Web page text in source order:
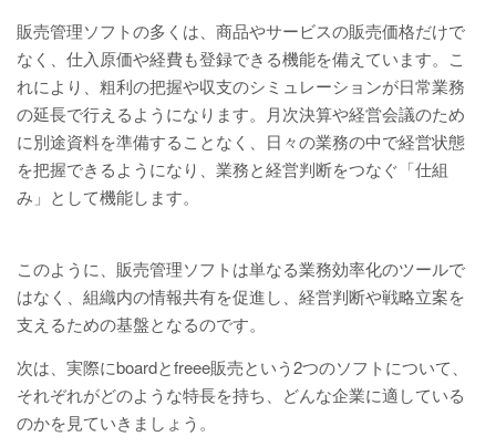
販売管理ソフトの多くは、商品やサービスの販売価格だけで
なく、仕入原価や経費も登録できる機能を備えています。こ
れにより、粗利の把握や収支のシミュレーションが日常業務
の延長で行えるようになります。月次決算や経営会議のため
に別途資料を準備することなく、日々の業務の中で経営状態
を把握できるようになり、業務と経営判断をつなぐ「仕組
み」として機能します。
このように、販売管理ソフトは単なる業務効率化のツールで
はなく、組織内の情報共有を促進し、経営判断や戦略立案を
支えるための基盤となるのです。
次は、実際にboardとfreee販売という2つのソフトについて、
それぞれがどのような特長を持ち、どんな企業に適している
のかを見ていきましょう。